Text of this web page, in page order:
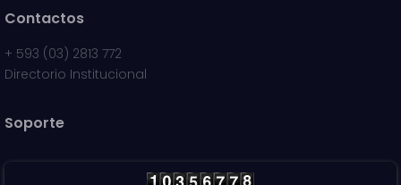
Contactos
+ 593 (03) 2813 772
Directorio Institucional
Soporte